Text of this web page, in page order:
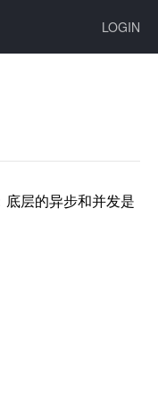
LOGIN
层的异步和并发是